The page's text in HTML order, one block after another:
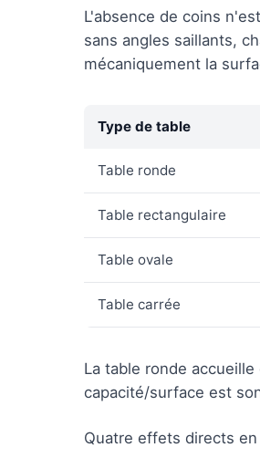
L'absence de coins
sans angles saillants,
mécaniquement la
Type de table
Table ronde
Table rectangulaire
Table ovale
Table carrée
La table ronde
capacité/surface est
Quatre effets directs